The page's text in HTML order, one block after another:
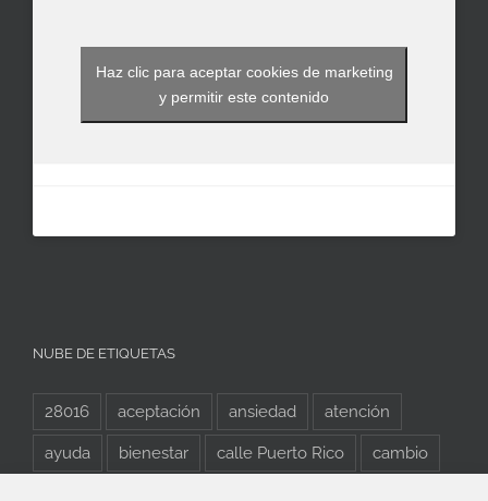
Haz clic para aceptar cookies de marketing
y permitir este contenido
NUBE DE ETIQUETAS
28016 aceptación ansiedad atención
ayuda bienestar calle Puerto Rico cambio